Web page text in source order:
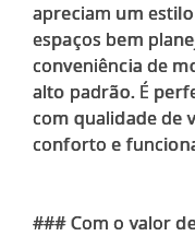
apreciam um
espaços bem
conveniência de
alto padrão. É
com qualidade de
conforto e
### Com o valor